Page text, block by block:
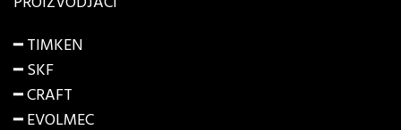
━ TIMKEN
━ SKF
━ CRAFT
━ EVOLMEC